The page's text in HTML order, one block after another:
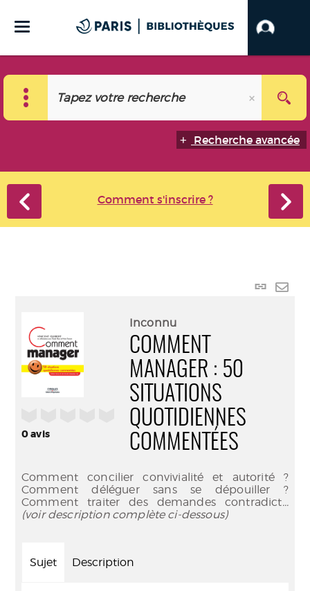
Recherche avancée
Comment s'inscrire ?
Lien
0avis
Inconnu
COMMENT
MANAGER : 50
SITUATIONS
QUOTIDIENNES
COMMENTÉES
Comment concilier convivialité et autorité ?
Comment déléguer sans se dépouiller ?
Comment traiter des demandes contradict...
(voir description complète ci-dessous)
Sujet Description